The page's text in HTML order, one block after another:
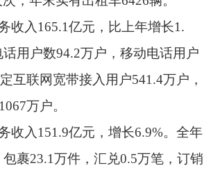
收入165.1亿元，比上年增长1.
用户数94.2万户，移动电话用户
互联网宽带接入用户541.4万户，
1067万户。
收入151.9亿元，增长6.9%。全年
包裹23.1万件，汇兑0.5万笔，订销